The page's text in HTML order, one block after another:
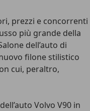
prezzi e concorrenti
più grande della
dell’auto di
filone stilistico
cui, peraltro,
Volvo V90 in